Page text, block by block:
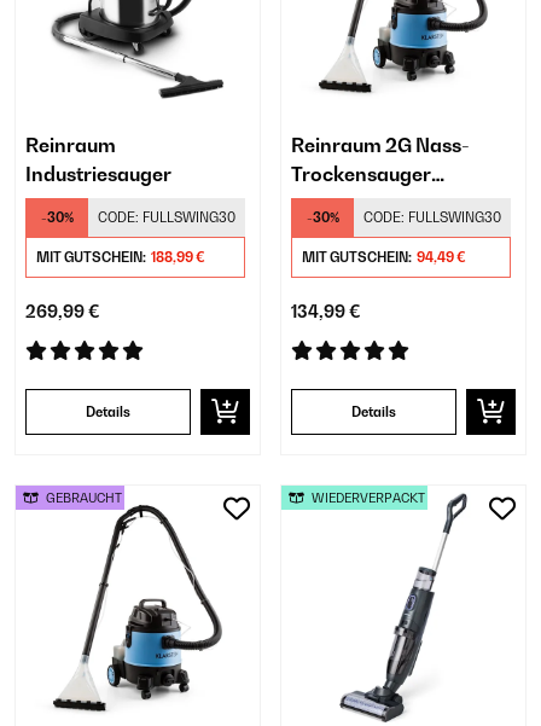
Reinraum
Industriesauger
-30% CODE: FULLSWING30
MIT GUTSCHEIN: 188,99 €
269,99 €
Details
Reinraum 2G Nass-
Trockensauger
Teppichreiniger
-30% CODE: FULLSWING30
MIT GUTSCHEIN: 94,49 €
134,99 €
Details
GEBRAUCHT WIEDERVERPACKT